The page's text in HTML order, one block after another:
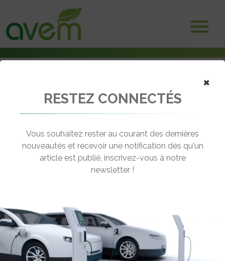
Opel présente sa sportive électrique Corsa GSE
← Revenir aux actualités
ÉLECTRIQUE CORSA GSE
Rédigé par Philippe Schwoerer le 08 Mai 2026 à 09:57
0 commentaires
×
RESTEZ CONNECTÉS
Vous souhaitez rester au courant des dernières
nouveautés et recevoir une notification dès qu'un
article est publié, inscrivez-vous à notre
newsletter !